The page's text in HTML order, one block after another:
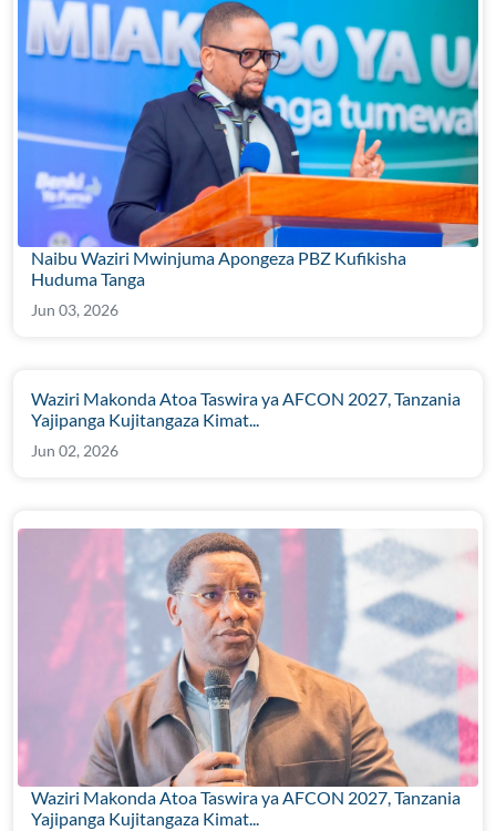
Naibu Waziri Mwinjuma Apongeza PBZ Kufikisha
Huduma Tanga
Jun 03, 2026
Waziri Makonda Atoa Taswira ya AFCON 2027, Tanzania
Yajipanga Kujitangaza Kimat...
Jun 02, 2026
Waziri Makonda Atoa Taswira ya AFCON 2027, Tanzania
Yajipanga Kujitangaza Kimat...